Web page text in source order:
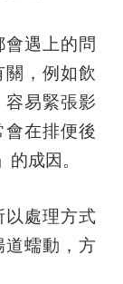
會遇上的問
，例如飲
易緊張影
在排便後
成因。
處理方式
道蠕動，方